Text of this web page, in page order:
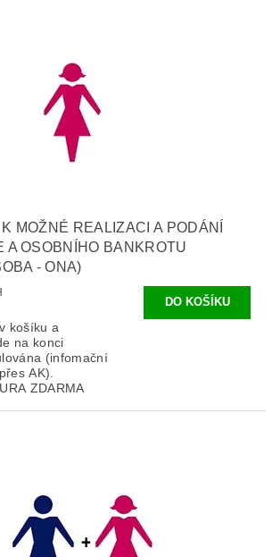
MOŽNÉ REALIZACI A PODÁNÍ
A OSOBNÍHO BANKROTU
- ONA)
košíku a
na konci
(infomační
AK).
ZDARMA